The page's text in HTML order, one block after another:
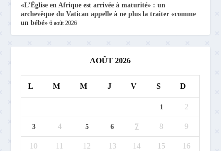
«L’Église en Afrique est arrivée à maturité» : un
archevêque du Vatican appelle à ne plus la traiter «comme
un bébé» 6 août 2026
AOÛT 2026
L M M J V S D
1 2
3 4 5 6 7 8 9
10 11 12 13 14 15 16